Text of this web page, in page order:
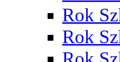
Rok
Rok